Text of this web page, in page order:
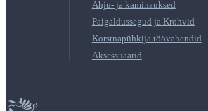
Ahju- ja kaminauksed
Paigaldussegud ja Krohvid
Korstnapühkija töövahendid
Aksessuaarid